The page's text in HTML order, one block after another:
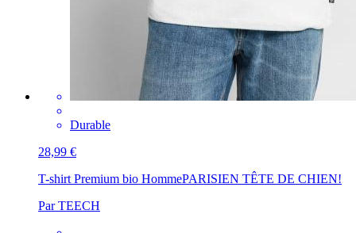
Durable
28,99 €
T-shirt Premium bio HommePARISIEN TÊTE DE CHIEN!
Par TEECH